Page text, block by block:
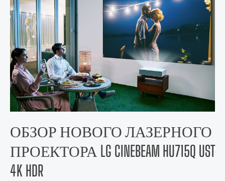
ОБЗОР НОВОГО ЛАЗЕРНОГО
ПРОЕКТОРА LG CINEBEAM HU715Q UST
4K HDR